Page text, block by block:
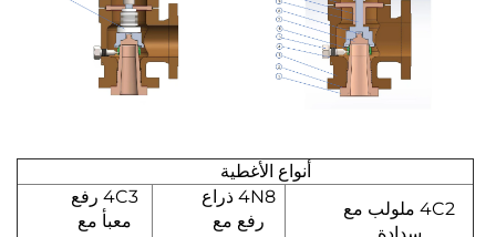
أنواع الأغطية
4C2 ملولب مع
4N8 ذراع
رفع مع
4C3 رفع
معبأ مع